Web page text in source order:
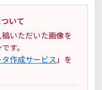
いて
いただいた画像を
す。
作成サービス 」を